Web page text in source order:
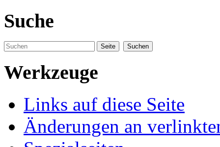
Suche
Werkzeuge
Links auf diese Seite
Änderungen an